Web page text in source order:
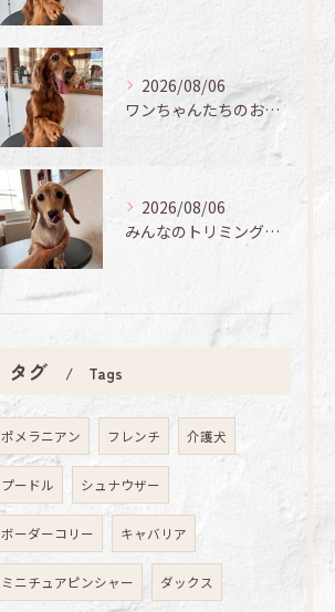
2026/08/06
ワンちゃんたちのお手入れ日記🐶✨
2026/08/06
みんなのトリミング日記🌟
タグ Tags
ポメラニアン フレンチ 介護犬
プードル シュナウザー
ボーダーコリー キャバリア
ミニチュアピンシャー ダックス